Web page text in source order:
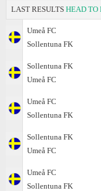
LAST RESULTS HEAD TO
Umeå FC
Sollentuna FK
Sollentuna FK
Umeå FC
Umeå FC
Sollentuna FK
Sollentuna FK
Umeå FC
Umeå FC
Sollentuna FK